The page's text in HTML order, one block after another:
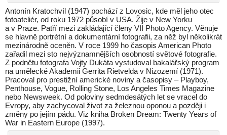
Antonín Kratochvíl (1947) pochází z Lovosic, kde měl jeho otec
fotoateliér, od roku 1972 působí v USA. Žije v New Yorku
a v Praze. Patří mezi zakládající členy VII Photo Agency. Věnuje
se hlavně portrétní a dokumentární fotografii, za něž byl několikrát
mezinárodně oceněn. V roce 1999 ho časopis American Photo
zařadil mezi sto nejvýznamnějších osobností světové fotografie.
Z podnětu fotografa Vojty Dukáta vystudoval bakalářský program
na umělecké Akademii Gerrita Rietvelda v Nizozemí (1971).
Pracoval pro prestižní americké noviny a časopisy – Playboy,
Penthouse, Vogue, Rolling Stone, Los Angeles Times Magazine
nebo Newsweek. Od poloviny sedmdesátých let se vracel do
Evropy, aby zachycoval život za železnou oponou a později i
změny po jejím pádu. Viz kniha Broken Dream: Twenty Years of
War in Eastern Europe (1997).